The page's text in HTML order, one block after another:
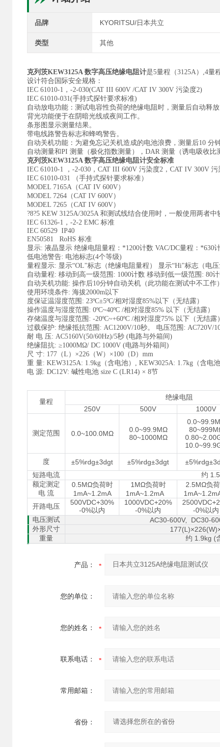
品牌 KYORITSU/日本共立
类型 其他
克列茨KEW3125A 数字高压绝缘电阻计是5量程（3125A）,4量
设计符合国际安全规格：
IEC 61010-1，-2-030(CAT III 600V /CAT IV 300V 污染度2)
IEC 61010-031(手持式探针要求标准)
自动放电功能：测试电容性负荷的绝缘电阻时，测量后自动释
背光功能便于在阴暗光线或夜间工作。
条形图显示测量结果。
带电线路警告标志和蜂鸣警告。
自动关机功能：为避免忘记关机造成的电池浪费，测量后10 分
自动测量和PI 测量（极化指数测量），DAR 测量（诱电吸收比
克列茨KEW3125A 数字高压绝缘电阻计安全标准
IEC 61010-1 ，-2-030，CAT III 600V 污染度2，CAT IV 300V 污
IEC 61010-031 （手持式探针要求标准）
MODEL 7165A（CAT IV 600V）
MODEL 7264（CAT IV 600V）
MODEL 7265（CAT IV 600V）
?8?5 KEW 3125A/3025A 和测试线结合使用时，一般使用两者
IEC 61326-1，-2-2 EMC 标准
IEC 60529 IP40
EN50581 RoHS 标准
显示: 液晶显示 绝缘电阻量程：*1200计数 VAC/DC量程：*630
低电池警告: 电池标志(4个等级)
量程显示: 显示“OL"标志（绝缘电阻量程） 显示“Hi"标志（电
自动量程: 移动到高一级范围: 1000计数 移动到低一级范围: 80
自动关机功能: 操作后10分钟自动关机（此功能在测试中不工作
使用环境条件: 海拔2000m以下
度保证温湿度范围: 23ºC±5ºC/相对湿度85%以下（无结露）
操作温度与湿度范围: 0ºC~40ºC /相对湿度85% 以下（无结露）
存储温度与湿度范围: -20ºC~+60ºC /相对湿度75% 以下（无结露
过载保护: 绝缘抵抗范围: AC1200V/10秒。 电压范围: AC720V/
耐 电 压: AC5160V(50/60Hz)/5秒 (电路与外箱间)
绝缘阻抗: ≥1000MΩ/ DC 1000V (电路与外箱间)
尺 寸: 177（L）×226（W）×100（D）mm
重 量: KEW3125A: 1.9kg（含电池）, KEW3025A: 1.7kg（含电
电 源: DC12V: 碱性电池 size C (LR14) × 8节
量程
绝缘电阻
250V 500V 1000V
测定范围 0.0~100.0MΩ
0.0~99.9MΩ
80~1000MΩ
度 ±5%rdg±3dgt ±5%rdg±3dgt
短路电流 约
额定测定
电 流
0.5MΩ负荷时
1mA~1.2mA
1MΩ负荷时
1mA~1.2mA
2.5MΩ负
开路电压
500VDC+30%
-0%以内
1000VDC+20%
-0%以内
-0%以内
电压测试
AC30-600V, DC30-
外形尺寸
重量 约 1.9kg (
产品：
您的单位：
您的姓名：
联系电话：
常用邮箱：
省份：